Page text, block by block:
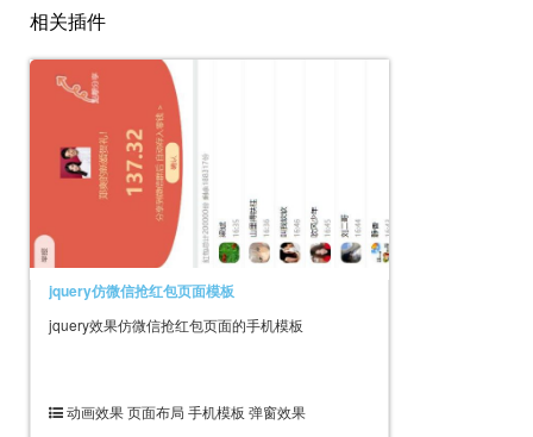
相关插件
jquery仿微信抢红包页面模板
jquery效果仿微信抢红包页面的手机模板
动画效果 页面布局 手机模板 弹窗效果